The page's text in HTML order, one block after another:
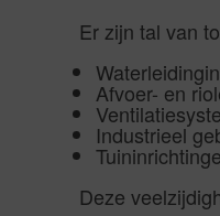
Er zijn tal van
Afvoer- en
Industrieel
Deze